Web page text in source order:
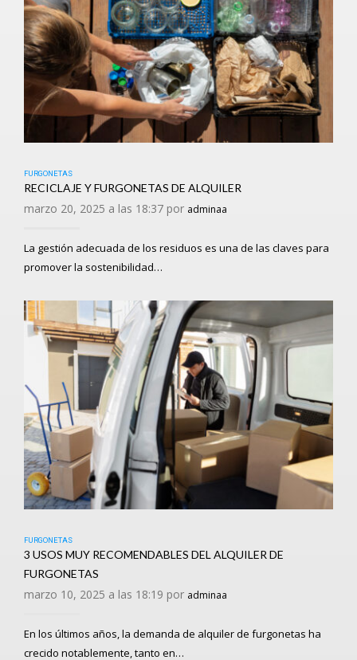
FURGONETAS
RECICLAJE Y FURGONETAS DE ALQUILER
marzo 20, 2025 a las 18:37 por adminaa
La gestión adecuada de los residuos es una de las claves para
promover la sostenibilidad…
FURGONETAS
3 USOS MUY RECOMENDABLES DEL ALQUILER DE
FURGONETAS
marzo 10, 2025 a las 18:19 por adminaa
En los últimos años, la demanda de alquiler de furgonetas ha
crecido notablemente, tanto en…